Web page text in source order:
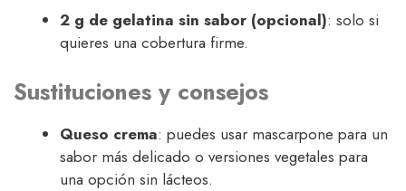
2 g de gelatina sin sabor (opcional): solo si
quieres una cobertura firme.
Sustituciones y consejos
Queso crema: puedes usar mascarpone para un
sabor más delicado o versiones vegetales para
una opción sin lácteos.